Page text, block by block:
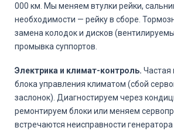
000 км. Мы меняем втулки рейки,
необходимости — рейку в сборе.
замена колодок и дисков
промывка суппортов.
Электрика и климат-контроль. Частая
блока управления климатом (сбой
заслонок). Диагностируем через
ремонтируем блоки или меняем
встречаются неисправности